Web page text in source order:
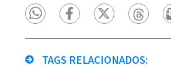
TAGS RELACIONADOS: